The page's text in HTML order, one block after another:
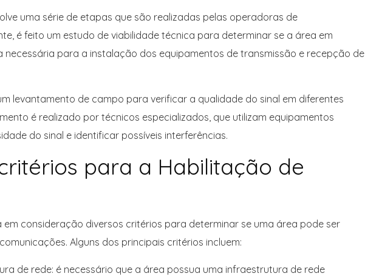
uma série de etapas que são realizadas pelas operadoras de
é feito um estudo de viabilidade técnica para determinar se a área em
para a instalação dos equipamentos de transmissão e recepção de
levantamento de campo para verificar a qualidade do sinal em diferentes
é realizado por técnicos especializados, que utilizam equipamentos
do sinal e identificar possíveis interferências.
para a Habilitação de
consideração diversos critérios para determinar se uma área pode ser
Alguns dos principais critérios incluem:
de rede: é necessário que a área possua uma infraestrutura de rede